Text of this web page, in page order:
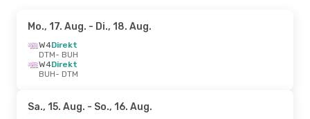
Mo., 17. Aug. - Di., 18. Aug.
W4Direkt
DTM- BUH
W4Direkt
BUH- DTM
Sa., 15. Aug. - So., 16. Aug.